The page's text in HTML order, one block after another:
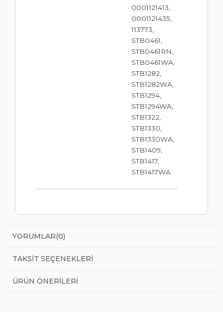
0001121413,
0001121435,
113773,
STB0461,
STB0461RN,
STB0461WA,
STB1282,
STB1282WA,
STB1294,
STB1294WA,
STB1322,
STB1330,
STB1330WA,
STB1409,
STB1417,
STB1417WA
YORUMLAR(0)
TAKSIT SEÇENEKLERI
ÜRÜN ÖNERILERI